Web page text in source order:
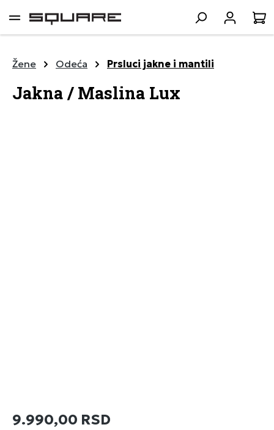
sadržaj
Žene Odeća Prsluci jakne i mantili
Jakna / Maslina Lux
9.990,00 RSD